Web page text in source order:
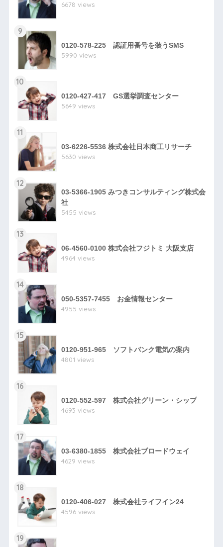
6678 views
9
0120-578-225 認証用番号を装うSMS
5990 views
10
0120-427-417 GS選挙調査センター
5649 views
11
03-6226-5536 株式会社日本商工リサーチ
5630 views
12
03-5366-1905 みつきコンサルティング株式会
社
5455 views
13
06-4560-0100 株式会社フジトミ 大阪支店
4964 views
14
050-5357-7455 お金情報センター
4955 views
15
0120-951-965 ソフトバンク電気の案内
4801 views
16
0120-552-597 株式会社グリーン・シップ
4693 views
17
03-6380-1855 株式会社ブロードウェイ
4629 views
18
0120-406-027 株式会社ライフイン24
4596 views
19